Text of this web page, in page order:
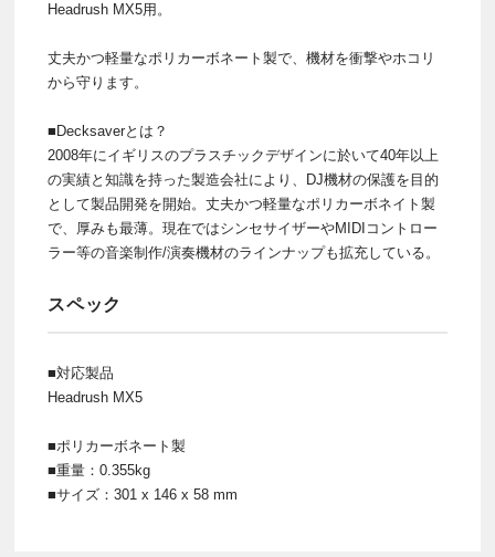
Headrush MX5用。
丈夫かつ軽量なポリカーボネート製で、機材を衝撃やホコリ
から守ります。
■Decksaverとは？
2008年にイギリスのプラスチックデザインに於いて40年以上
の実績と知識を持った製造会社により、DJ機材の保護を目的
として製品開発を開始。丈夫かつ軽量なポリカーボネイト製
で、厚みも最薄。現在ではシンセサイザーやMIDIコントロー
ラー等の音楽制作/演奏機材のラインナップも拡充している。
スペック
■対応製品
Headrush MX5
■ポリカーボネート製
■重量：0.355kg
■サイズ：301 x 146 x 58 mm